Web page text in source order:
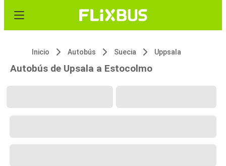
Inicio Autobús Suecia Uppsala
Autobús de Upsala a Estocolmo